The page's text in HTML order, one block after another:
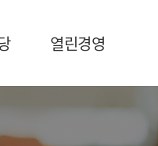
열린경영